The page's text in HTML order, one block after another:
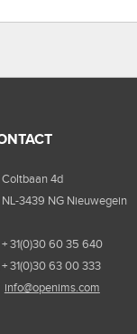
Coltbaan 4d
NL-3439 NG Nieuwegein
+ 31(0)30 60 35 640
+ 31(0)30 63 00 333
info@openims.com